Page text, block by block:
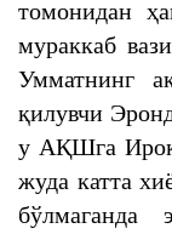
томонидан
мураккаб
Умматнинг
қилувчи
у АҚШга Ироқ
жуда катта
бўлмаганда